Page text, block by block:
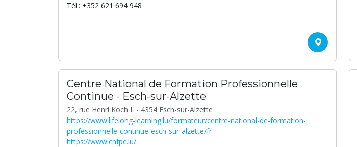
Tél.: +352 621 694 948
Centre National de Formation Professionnelle
Continue - Esch-sur-Alzette
22, rue Henri Koch L - 4354 Esch-sur-Alzette
https://www.lifelong-learning.lu/formateur/centre-national-de-formation-
professionnelle-continue-esch-sur-alzette/fr
https://www.cnfpc.lu/